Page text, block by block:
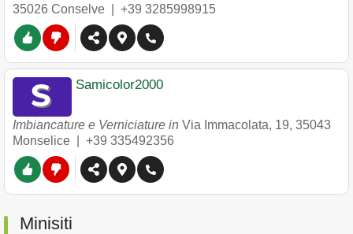
35026 Conselve +39 3285998915
Samicolor2000
Imbiancature e Verniciature in Via Immacolata, 19, 35043
Monselice
+39 335492356
Minisiti